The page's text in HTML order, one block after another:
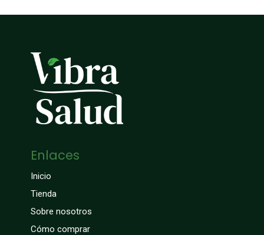
Enlaces
Inicio
Tienda
Sobre nosotros
Cómo comprar